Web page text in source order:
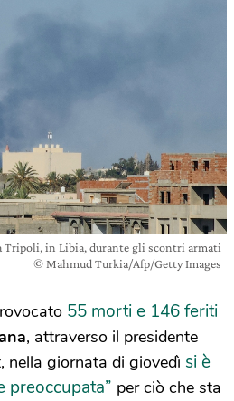
Tripoli, in Libia, durante gli scontri armati
© Mahmud Turkia/Afp/Getty Images
55 morti e 146 feriti
, attraverso il presidente
nella giornata di giovedì si è
preoccupata” per ciò che sta